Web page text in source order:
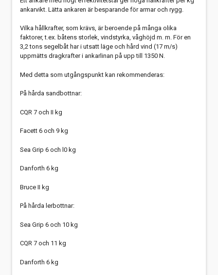
ankarvikt. Lätta ankaren är besparande för armar och rygg.
Vilka hållkrafter, som krävs, är beroende på många olika
faktorer, t.ex. båtens storlek, vindstyrka, våghöjd m. m. För en
3,2 tons segelbåt har i utsatt läge och hård vind (17 m/s)
uppmätts dragkrafter i ankarlinan på upp till 1350 N.
Med detta som utgångspunkt kan rekommenderas:
På hårda sandbottnar:
CQR 7 och II kg
Facett 6 och 9 kg
Sea Grip 6 och l0 kg
Danforth 6 kg
Bruce II kg
På hårda lerbottnar:
Sea Grip 6 och 10 kg
CQR 7 och 11 kg
Danforth 6 kg